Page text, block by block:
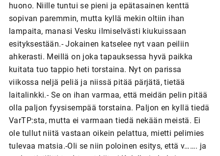
huono. Niille tuntui se pieni ja epätasainen kenttä
sopivan paremmin, mutta kyllä mekin oltiin ihan
lampaita, manasi Vesku ilmiselvästi kiukuissaan
esityksestään.- Jokainen katselee nyt vaan peiliin
ahkerasti. Meillä on joka tapauksessa hyvä paikka
kuitata tuo tappio heti torstaina. Nyt on parissa
viikossa neljä peliä ja niissä pitää pärjätä, tietää
laitalinkki.- Se on ihan varmaa, että meidän pelin pitää
olla paljon fyysisempää torstaina. Paljon en kyllä tiedä
VarTP:sta, mutta ei varmaan tiedä nekään meistä. Ei
ole tullut niitä vastaan oikein pelattua, mietti pelimies
tulevaa matsia.-Oli se niin poloinen esitys, että v……. ja